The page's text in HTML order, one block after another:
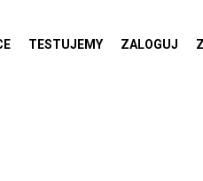
TESTUJEMY ZALOGUJ